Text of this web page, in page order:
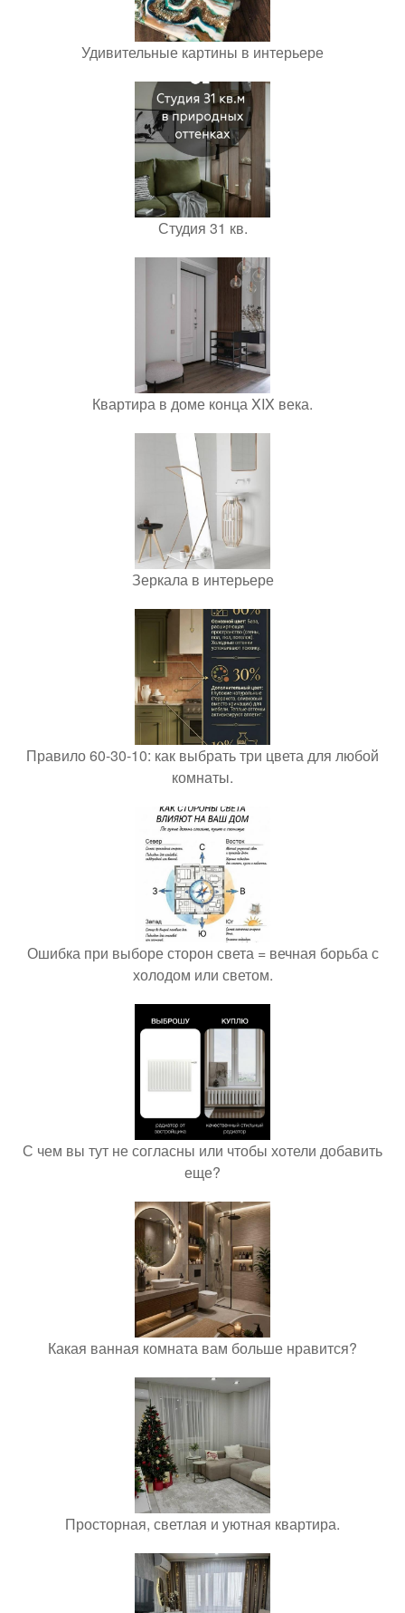
Удивительные картины в интерьере
Студия 31 кв.
Квартира в доме конца XIX века.
Зеркала в интерьере
Правило 60-30-10: как выбрать три цвета для любой
комнаты.
Ошибка при выборе сторон света = вечная борьба с
холодом или светом.
С чем вы тут не согласны или чтобы хотели добавить
еще?
Какая ванная комната вам больше нравится?
Просторная, светлая и уютная квартира.